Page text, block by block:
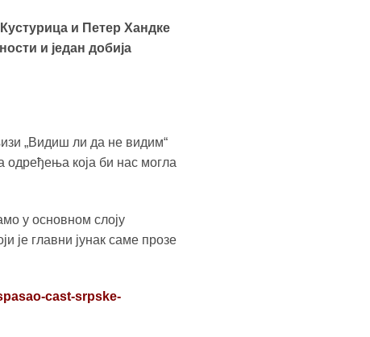
и Петер Хандке
и један добија
„Видиш ли да не видим“
одређења која би нас могла
у основном слоју
је главни јунак саме прозе
cast-srpske-